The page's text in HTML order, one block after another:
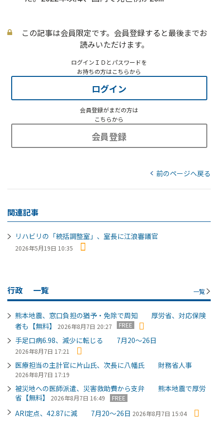
この記事は会員限定です。会員登録すると最後までお
読みいただけます。
ログインＩＤとパスワードを
お持ちの方はこちらから
ログイン
会員登録がまだの方は
こちらから
会員登録
前のページへ戻る
関連記事
リハビリの「統括調整室」、室長に江浪審議官
2026年5月19日 10:35
行政 一覧 一覧
熊本地震、窓口負担の猶予・免除で周知 厚労省、対応保険
者も【無料】
2026年8月7日 20:27 FREE
手足口病6.98、減少に転じる 7月20～26日
2026年8月7日 17:21
医療担当の主計官に片山氏、次長に八幡氏 財務省人事
2026年8月7日 17:19
被災地への医師派遣、災害救助費から支弁 熊本地震で厚労
省【無料】
2026年8月7日 16:49 FREE
ARI定点、42.87に減 7月20～26日 2026年8月7日 15:04